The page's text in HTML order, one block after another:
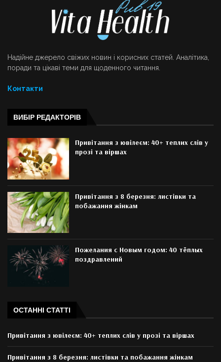
Надійне джерело свіжих новин і корисних статей. Аналітика,
поради та цікаві теми для щоденного читання.
Контакти
ВИБІР РЕДАКТОРІВ
Привітання з ювілеєм: 40+ теплих слів у
прозі та віршах
Привітання з 8 березня: листівки та
побажання жінкам
Пожелания с Новым годом: 40 тёплых
поздравлений
ОСТАННІ СТАТТІ
Привітання з ювілеєм: 40+ теплих слів у прозі та віршах
Привітання з 8 березня: листівки та побажання жінкам